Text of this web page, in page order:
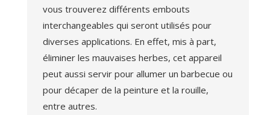
vous trouverez différents embouts
interchangeables qui seront utilisés pour
diverses applications. En effet, mis à part,
éliminer les mauvaises herbes, cet appareil
peut aussi servir pour allumer un barbecue ou
pour décaper de la peinture et la rouille,
entre autres.